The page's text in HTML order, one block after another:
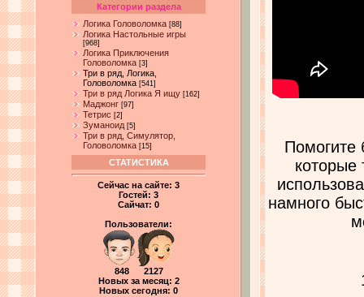
Категории раздела
Логика Головоломка [88]
Логика Настольные игры
[968]
Логика Приключения
Головоломка [3]
Три в ряд, Логика,
Головоломка [541]
Три в ряд Логика Я ищу [162]
Маджонг [97]
Тетрис [2]
Зуманоид [5]
Три в ряд, Симулятор,
Головоломка [15]
СТАТИСТИКА
Сейчас на сайте: 3
Гостей: 3
Сайчат: 0
Пользователи:
848 2127
Новых за месяц: 2
Новых сегодня: 0
Помогите
которые
намного